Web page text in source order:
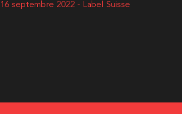
16 septembre 2022 - Label Suisse